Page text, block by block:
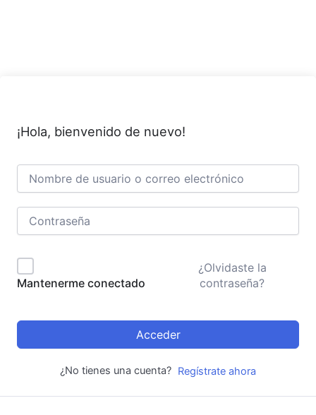
¡Hola, bienvenido de nuevo!
Mantenerme conectado
¿Olvidaste la
contraseña?
Acceder
¿No tienes una cuenta? Regístrate ahora